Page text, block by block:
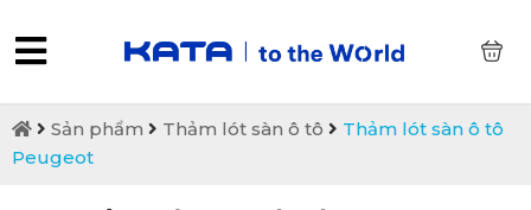
Sản phẩm Thảm lót sàn ô tô
Thảm lót sàn ô tô
Peugeot